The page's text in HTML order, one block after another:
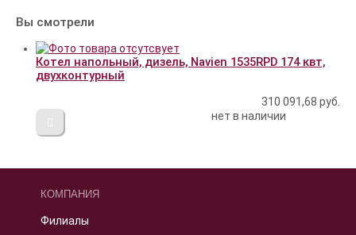
Вы смотрели
Котел напольный, дизель, Navien 1535RPD 174 квт,
двухконтурный
310 091,68 руб.
нет в наличии
КОМПАНИЯ
Филиалы